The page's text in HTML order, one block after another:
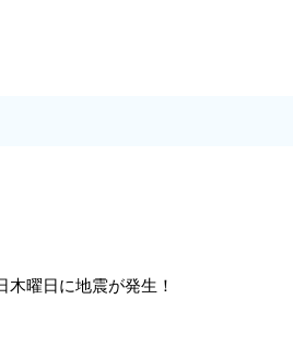
曜日に地震が発生！